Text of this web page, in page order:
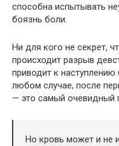
способна испытывать
боязнь боли.
Ни для кого не секрет,
происходит разрыв
приводит к
любом случае, после
— это самый очевидный
Но кровь может и не